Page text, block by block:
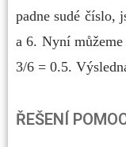
padne sudé číslo,
a 6. Nyní můžeme
3/6 = 0.5.
ŘEŠENÍ